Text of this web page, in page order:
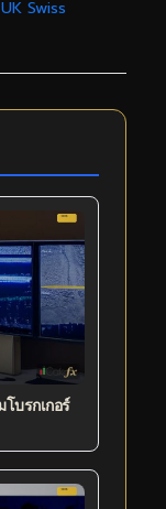
Swiss
บรกเกอร์